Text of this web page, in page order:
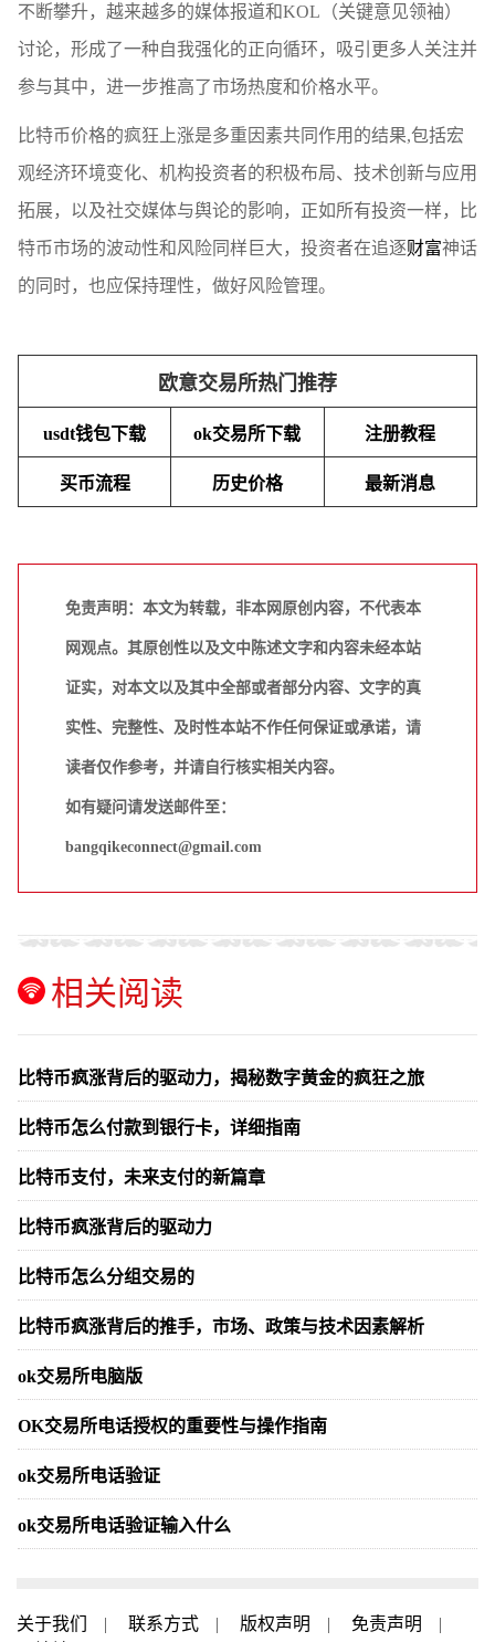
不断攀升，越来越多的媒体报道和KOL（关键意见领袖）
讨论，形成了一种自我强化的正向循环，吸引更多人关注并
参与其中，进一步推高了市场热度和价格水平。
比特币价格的疯狂上涨是多重因素共同作用的结果,包括宏
观经济环境变化、机构投资者的积极布局、技术创新与应用
拓展，以及社交媒体与舆论的影响，正如所有投资一样，比
特币市场的波动性和风险同样巨大，投资者在追逐财富神话
的同时，也应保持理性，做好风险管理。
欧意交易所热门推荐
usdt钱包下载 ok交易所下载 注册教程
买币流程 历史价格 最新消息
免责声明：本文为转载，非本网原创内容，不代表本
网观点。其原创性以及文中陈述文字和内容未经本站
证实，对本文以及其中全部或者部分内容、文字的真
实性、完整性、及时性本站不作任何保证或承诺，请
读者仅作参考，并请自行核实相关内容。
如有疑问请发送邮件至：
bangqikeconnect@gmail.com
相关阅读
比特币疯涨背后的驱动力，揭秘数字黄金的疯狂之旅
比特币怎么付款到银行卡，详细指南
比特币支付，未来支付的新篇章
比特币疯涨背后的驱动力
比特币怎么分组交易的
比特币疯涨背后的推手，市场、政策与技术因素解析
ok交易所电脑版
OK交易所电话授权的重要性与操作指南
ok交易所电话验证
ok交易所电话验证输入什么
关于我们 | 联系方式 | 版权声明 | 免责声明
|